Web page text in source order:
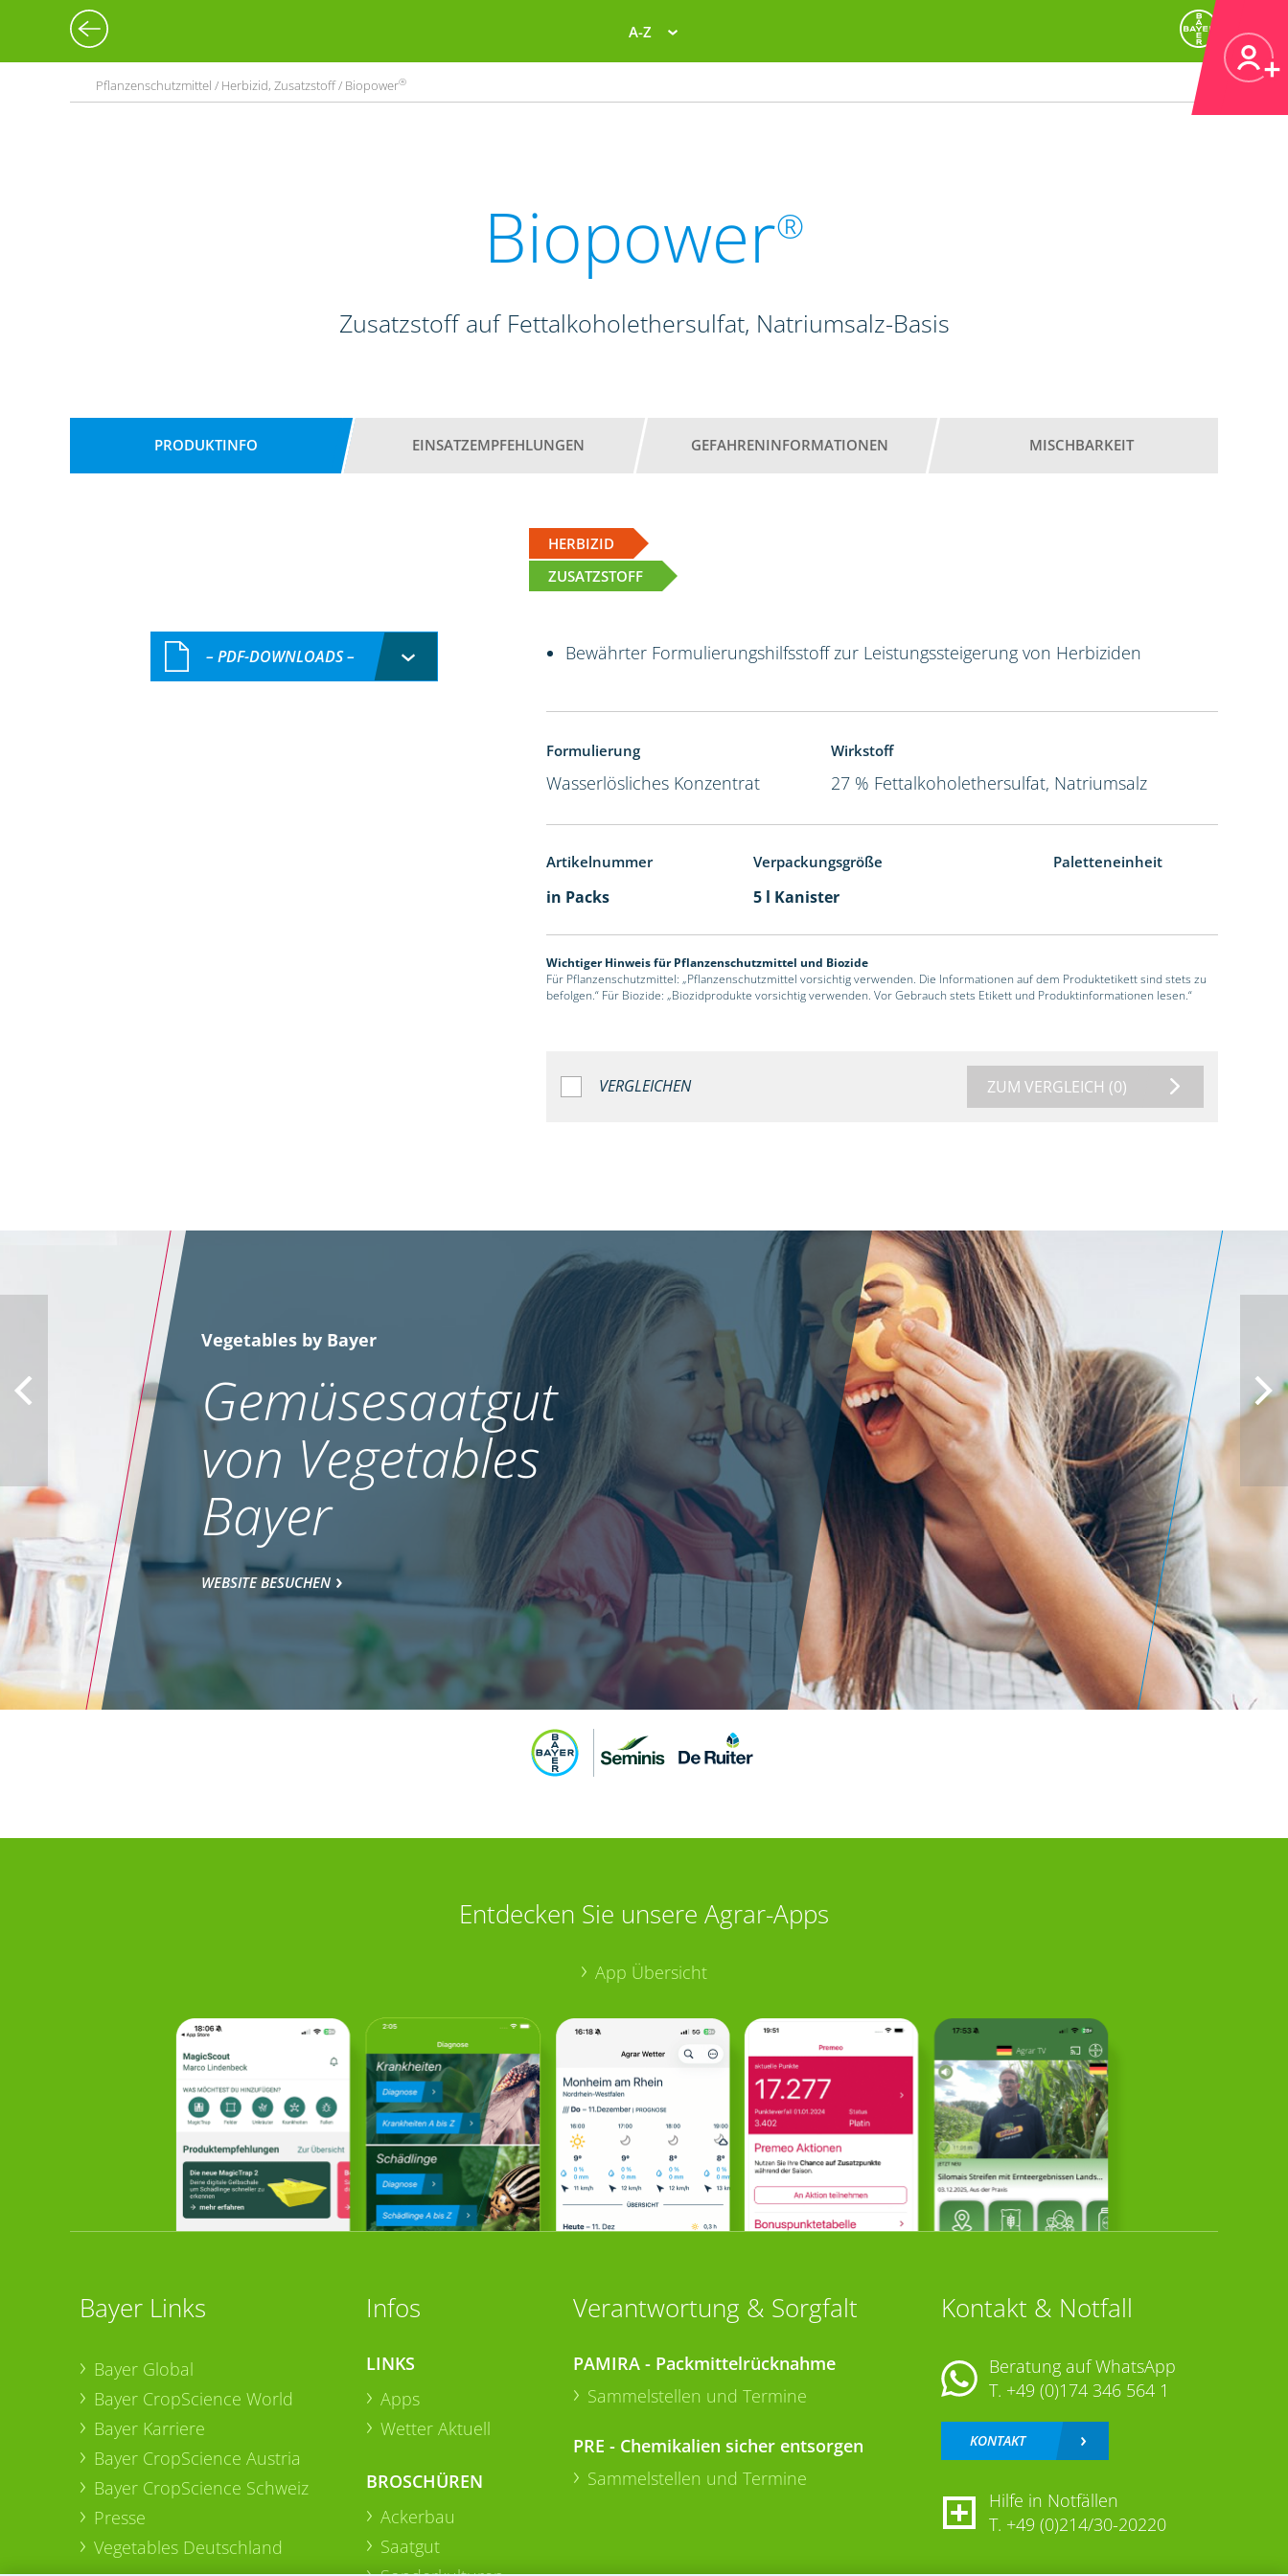
A-Z
Pflanzenschutzmittel / Herbizid, Zusatzstoff / Biopower®
Biopower®
Zusatzstoff auf Fettalkoholethersulfat, Natriumsalz-Basis
PRODUKTINFO EINSATZEMPFEHLUNGEN GEFAHRENINFORMATIONEN MISCHBARKEIT
HERBIZID
ZUSATZSTOFF
– PDF-DOWNLOADS – Bewährter Formulierungshilfsstoff zur Leistungssteigerung von Herbiziden
Formulierung
Wasserlösliches Konzentrat
Wirkstoff
27 % Fettalkoholethersulfat, Natriumsalz
Artikelnummer Verpackungsgröße Paletteneinheit
in Packs 5 l Kanister
Wichtiger Hinweis für Pflanzenschutzmittel und Biozide
Für Pflanzenschutzmittel: „Pflanzenschutzmittel vorsichtig verwenden. Die Informationen auf dem Produktetikett sind stets zu
befolgen.“ Für Biozide: „Biozidprodukte vorsichtig verwenden. Vor Gebrauch stets Etikett und Produktinformationen lesen.“
VERGLEICHEN ZUM VERGLEICH (0)
Vegetables by Bayer
Gemüsesaatgut
von Vegetables
Bayer
WEBSITE BESUCHEN
Entdecken Sie unsere Agrar-Apps
App Übersicht
Bayer Links
Bayer Global
Bayer CropScience World
Bayer Karriere
Bayer CropScience Austria
Bayer CropScience Schweiz
Presse
Vegetables Deutschland
Infos
LINKS
Apps
Wetter Aktuell
BROSCHÜREN
Ackerbau
Saatgut
Verantwortung & Sorgfalt
PAMIRA - Packmittelrücknahme
Sammelstellen und Termine
PRE - Chemikalien sicher entsorgen
Sammelstellen und Termine
Kontakt & Notfall
Beratung auf WhatsApp
T. +49 (0)174 346 564 1
KONTAKT
Hilfe in Notfällen
T. +49 (0)214/30-20220